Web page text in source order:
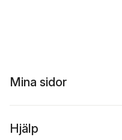
Mina sidor
Hjälp